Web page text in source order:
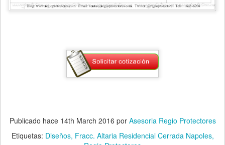
Publicado hace 14th March 2016 por Asesoria Regio Protectores
Etiquetas: Diseños Fracc. Altaria Residencial Cerrada Napoles